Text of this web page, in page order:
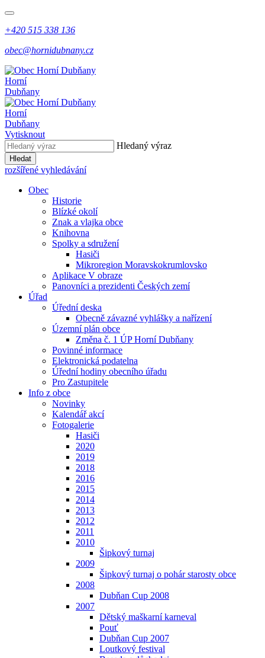
+420 515 338 136
obec@hornidubnany.cz
Horní
Dubňany
Horní
Dubňany
Vytisknout
Hledaný výraz
Hledat
rozšířené vyhledávání
Obec
Historie
Blízké okolí
Znak a vlajka obce
Knihovna
Spolky a sdružení
Hasiči
Mikroregion Moravskokrumlovsko
Aplikace V obraze
Panovníci a prezidenti Českých zemí
Úřad
Úřední deska
Obecně závazné vyhlášky a nařízení
Územní plán obce
Změna č. 1 ÚP Horní Dubňany
Povinné informace
Elektronická podatelna
Úřední hodiny obecního úřadu
Pro Zastupitele
Info z obce
Novinky
Kalendář akcí
Fotogalerie
Hasiči
2020
2019
2018
2016
2015
2014
2013
2012
2011
2010
Šipkový turnaj
2009
Šipkový turnaj o pohár starosty obce
2008
Dubňan Cup 2008
2007
Dětský maškarní karneval
Pouť
Dubňan Cup 2007
Loutkový festival